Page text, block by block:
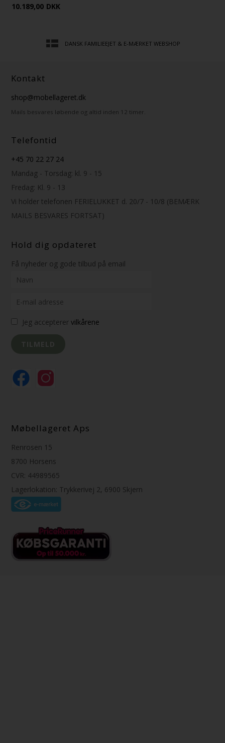
10.189,00 DKK
30 DAGES TILFREDSHEDSGARANTI!
Kontakt
shop@mobellageret.dk
Mails besvares løbende og altid inden 12 timer.
Telefontid
+45 70 22 27 24
Mandag - Torsdag: kl. 9 - 15
Fredag: Kl. 9 - 13
Vi holder telefonen FERIELUKKET d. 20/7 - 10/8 (BEMÆRK
MAILS BESVARES FORTSAT)
Hold dig opdateret
Få nyheder og gode tilbud på email
Jeg accepterervilkårene
Møbellageret Aps
Renrosen 15
8700 Horsens
CVR: 44989565
Lagerlokation: Trykkerivej 2, 6900 Skjern